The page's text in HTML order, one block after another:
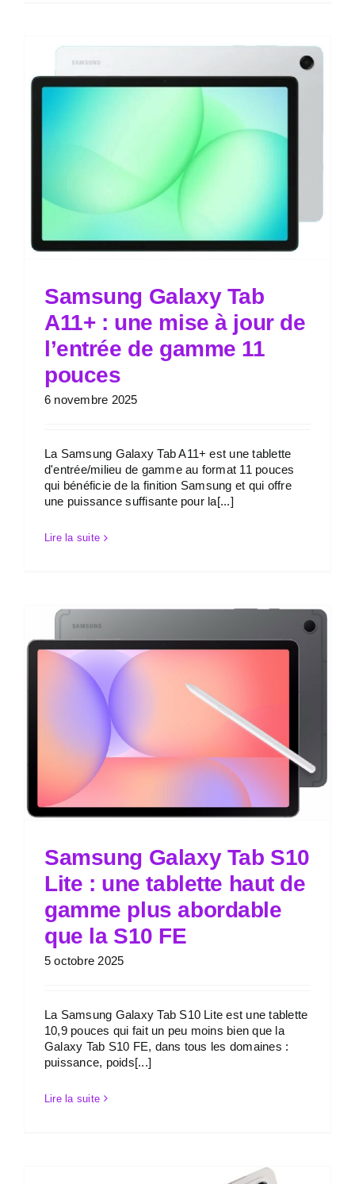
Samsung Galaxy Tab
A11+ : une mise à jour de
l’entrée de gamme 11
pouces
6 novembre 2025
La Samsung Galaxy Tab A11+ est une tablette
d'entrée/milieu de gamme au format 11 pouces
qui bénéficie de la finition Samsung et qui offre
une puissance suffisante pour la[...]
Lire la suite
Samsung Galaxy Tab S10
Lite : une tablette haut de
gamme plus abordable
que la S10 FE
5 octobre 2025
La Samsung Galaxy Tab S10 Lite est une tablette
10,9 pouces qui fait un peu moins bien que la
Galaxy Tab S10 FE, dans tous les domaines :
puissance, poids[...]
Lire la suite